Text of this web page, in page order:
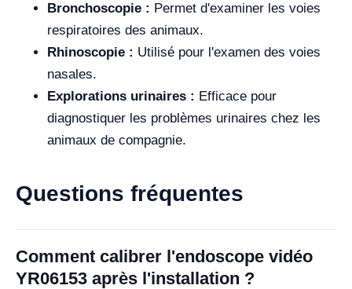
Bronchoscopie : Permet d'examiner les voies
respiratoires des animaux.
Rhinoscopie : Utilisé pour l'examen des voies
nasales.
Explorations urinaires : Efficace pour
diagnostiquer les problèmes urinaires chez les
animaux de compagnie.
Questions fréquentes
Comment calibrer l'endoscope vidéo
YR06153 après l'installation ?